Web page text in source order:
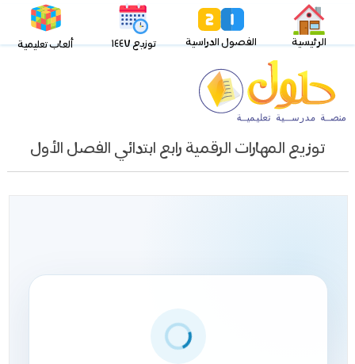
الرئيسية الفصول الدراسية توزيع ١٤٤٧ ألعاب تعليمية
توزيع المهارات الرقمية رابع ابتدائي الفصل الأول